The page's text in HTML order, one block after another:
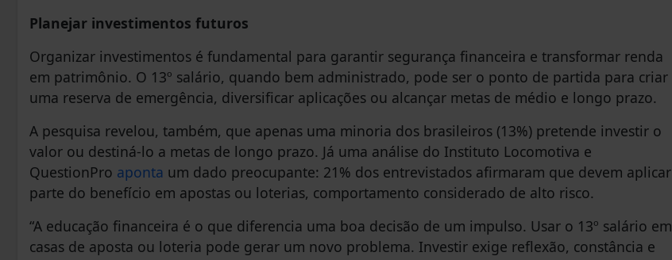
Planejar investimentos futuros
Organizar investimentos é fundamental para garantir segurança financeira e transformar renda
em patrimônio. O 13º salário, quando bem administrado, pode ser o ponto de partida para criar
uma reserva de emergência, diversificar aplicações ou alcançar metas de médio e longo prazo.
A pesquisa revelou, também, que apenas uma minoria dos brasileiros (13%) pretende investir o
valor ou destiná-lo a metas de longo prazo. Já uma análise do Instituto Locomotiva e
QuestionPro aponta um dado preocupante: 21% dos entrevistados afirmaram que devem aplicar
parte do benefício em apostas ou loterias, comportamento considerado de alto risco.
“A educação financeira é o que diferencia uma boa decisão de um impulso. Usar o 13º salário em
casas de aposta ou loteria pode gerar um novo problema. Investir exige reflexão, constância e